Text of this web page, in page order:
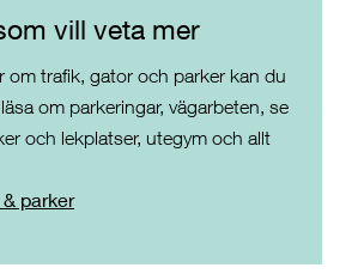
vill veta mer
om trafik, gator och parker kan du
om parkeringar, vägarbeten, se
och lekplatser, utegym och allt
parker